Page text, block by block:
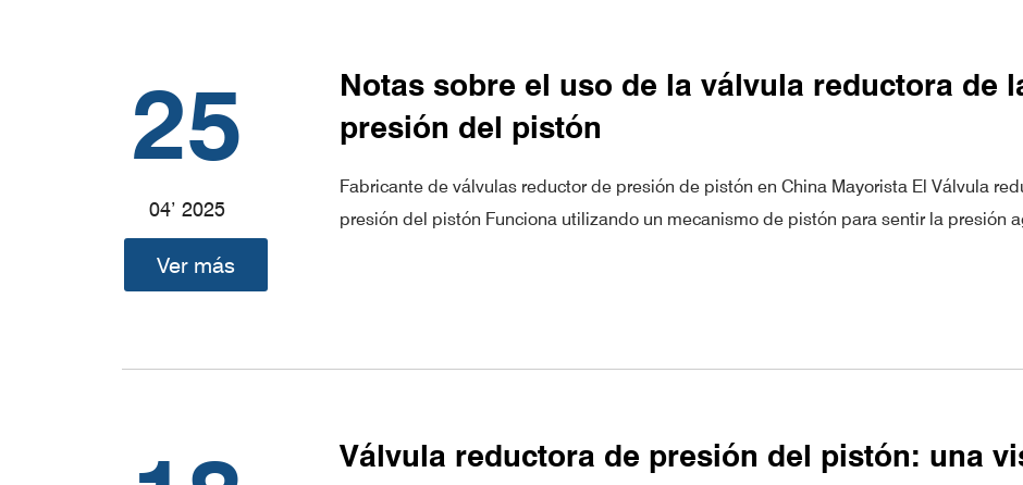
25
04’ 2025
Notas sobre el uso de la válvula reductora de
presión del pistón
Fabricante de válvulas reductor de presión de pistón en China Mayorista El Válvula
presión del pistón Funciona utilizando un mecanismo de pistón para sentir la presión
Ver más
Válvula reductora de presión del pistón: una